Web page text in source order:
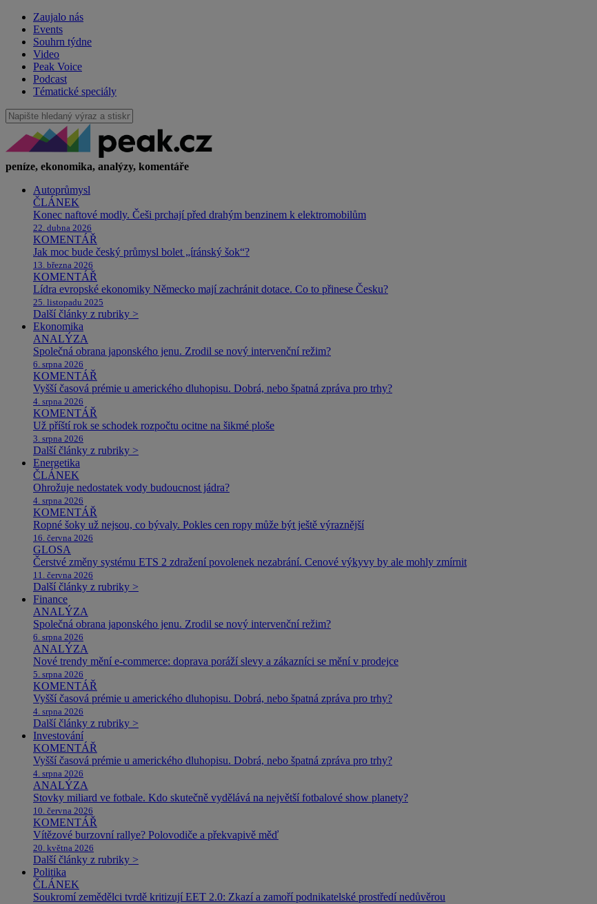
Zaujalo nás
Events
Souhrn týdne
Video
Peak Voice
Podcast
Tématické speciály
peníze, ekonomika, analýzy, komentáře
Autoprůmysl
ČLÁNEK
Konec naftové modly. Češi prchají před drahým benzinem k elektromobilům
22. dubna 2026
KOMENTÁŘ
Jak moc bude český průmysl bolet „íránský šok“?
13. března 2026
KOMENTÁŘ
Lídra evropské ekonomiky Německo mají zachránit dotace. Co to přinese Česku?
25. listopadu 2025
Další články z rubriky >
Ekonomika
ANALÝZA
Společná obrana japonského jenu. Zrodil se nový intervenční režim?
6. srpna 2026
KOMENTÁŘ
Vyšší časová prémie u amerického dluhopisu. Dobrá, nebo špatná zpráva pro trhy?
4. srpna 2026
KOMENTÁŘ
Už příští rok se schodek rozpočtu ocitne na šikmé ploše
3. srpna 2026
Další články z rubriky >
Energetika
ČLÁNEK
Ohrožuje nedostatek vody budoucnost jádra?
4. srpna 2026
KOMENTÁŘ
Ropné šoky už nejsou, co bývaly. Pokles cen ropy může být ještě výraznější
16. června 2026
GLOSA
Čerstvé změny systému ETS 2 zdražení povolenek nezabrání. Cenové výkyvy by ale mohly zmírnit
11. června 2026
Další články z rubriky >
Finance
ANALÝZA
Společná obrana japonského jenu. Zrodil se nový intervenční režim?
6. srpna 2026
ANALÝZA
Nové trendy mění e-commerce: doprava poráží slevy a zákazníci se mění v prodejce
5. srpna 2026
KOMENTÁŘ
Vyšší časová prémie u amerického dluhopisu. Dobrá, nebo špatná zpráva pro trhy?
4. srpna 2026
Další články z rubriky >
Investování
KOMENTÁŘ
Vyšší časová prémie u amerického dluhopisu. Dobrá, nebo špatná zpráva pro trhy?
4. srpna 2026
ANALÝZA
Stovky miliard ve fotbale. Kdo skutečně vydělává na největší fotbalové show planety?
10. června 2026
KOMENTÁŘ
Vítězové burzovní rallye? Polovodiče a překvapivě měď
20. května 2026
Další články z rubriky >
Politika
ČLÁNEK
Soukromí zemědělci tvrdě kritizují EET 2.0: Zkazí a zamoří podnikatelské prostředí nedůvěrou